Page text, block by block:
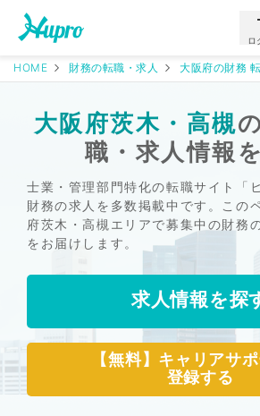
ロ
HOME 財務の転職・求人 大阪府の財務
大阪府茨木・高槻の
職・求人情報
士業・管理部門特化の転職サイト「
財務の求人を多数掲載中です。この
府茨木・高槻エリアで募集中の財務
をお届けします。
求人情報を探
【無料】キャリアサ
登録する